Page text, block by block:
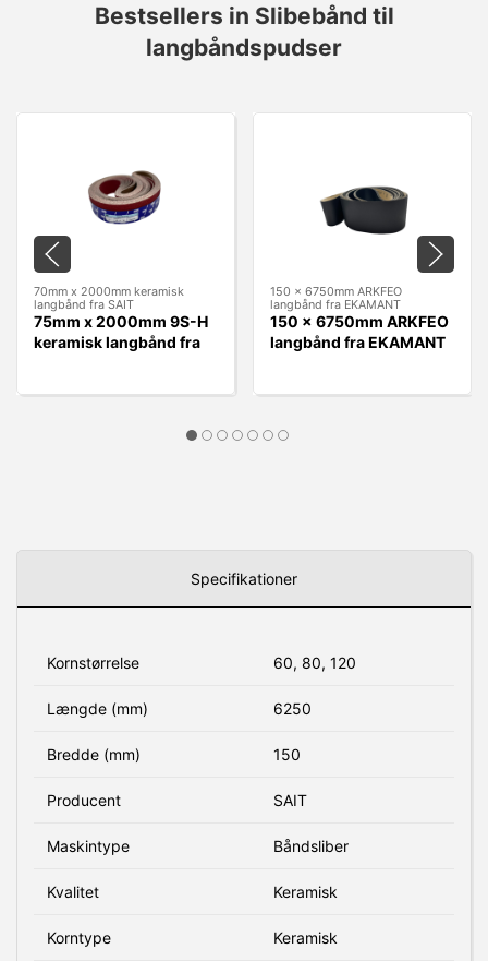
Bestsellers in Slibebånd til
langbåndspudser
70mm x 2000mm keramisk
langbånd fra SAIT
75mm x 2000mm 9S-H
keramisk langbånd fra
150 x 6750mm ARKFEO
langbånd fra EKAMANT
150 x 6750mm ARKFEO
langbånd fra EKAMANT
Specifikationer
Kornstørrelse 60, 80, 120
Længde (mm) 6250
Bredde (mm) 150
Producent SAIT
Maskintype Båndsliber
Kvalitet Keramisk
Korntype Keramisk